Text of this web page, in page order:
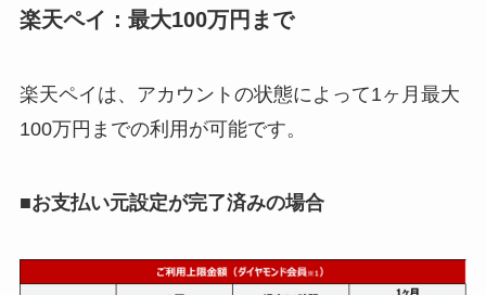
楽天ペイ：最大100万円まで
楽天ペイは、アカウントの状態によって1ヶ月最大
100万円までの利用が可能です。
■お支払い元設定が完了済みの場合